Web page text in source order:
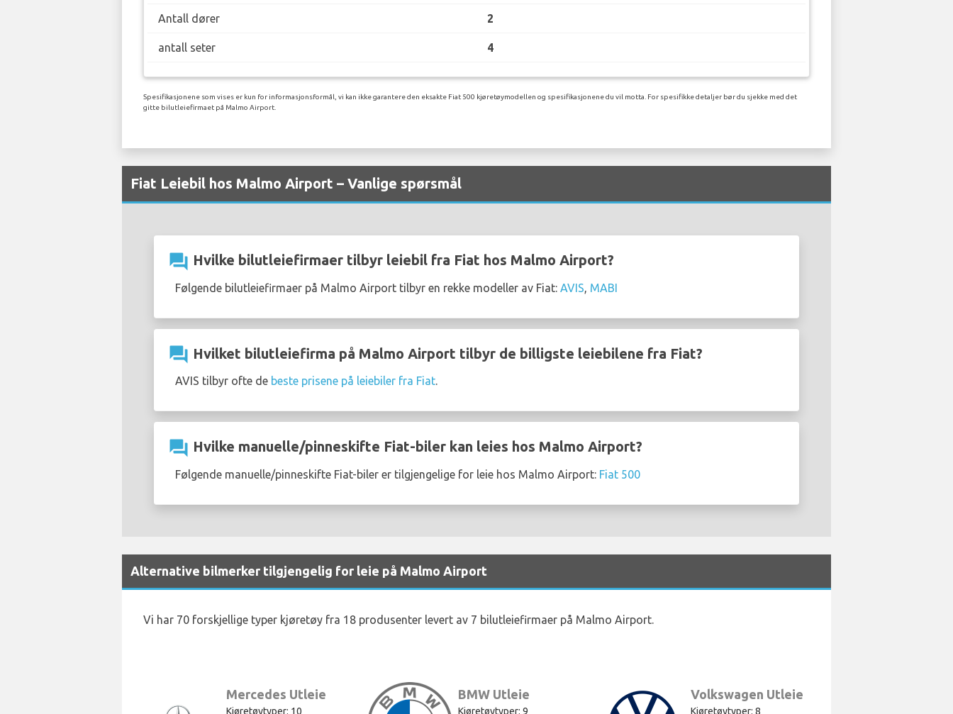
Antall dører 2
antall seter 4
Spesifikasjonene som vises er kun for informasjonsformål, vi kan ikke garantere den eksakte Fiat 500 kjøretøymodellen og spesifikasjonene du vil motta. For spesifikke detaljer bør du sjekke med det
gitte bilutleiefirmaet på Malmo Airport.
Fiat Leiebil hos Malmo Airport – Vanlige spørsmål
question_answer Hvilke bilutleiefirmaer tilbyr leiebil fra Fiat hos Malmo Airport?
Følgende bilutleiefirmaer på Malmo Airport tilbyr en rekke modeller av Fiat: AVIS, MABI
question_answer Hvilket bilutleiefirma på Malmo Airport tilbyr de billigste leiebilene fra Fiat?
AVIS tilbyr ofte de beste prisene på leiebiler fra Fiat.
question_answer Hvilke manuelle/pinneskifte Fiat-biler kan leies hos Malmo Airport?
Følgende manuelle/pinneskifte Fiat-biler er tilgjengelige for leie hos Malmo Airport: Fiat 500
Alternative bilmerker tilgjengelig for leie på Malmo Airport
Vi har 70 forskjellige typer kjøretøy fra 18 produsenter levert av 7 bilutleiefirmaer på Malmo Airport.
Mercedes Utleie
Kjøretøytyper: 10
BMW Utleie
Kjøretøytyper: 9
Volkswagen Utleie
Kjøretøytyper: 8